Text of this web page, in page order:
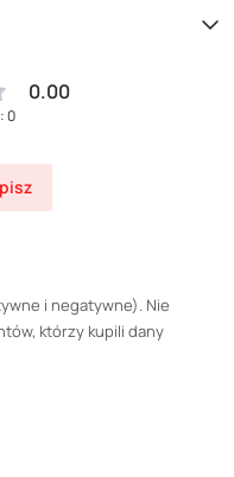
0.00
0
i negatywne). Nie
którzy kupili dany